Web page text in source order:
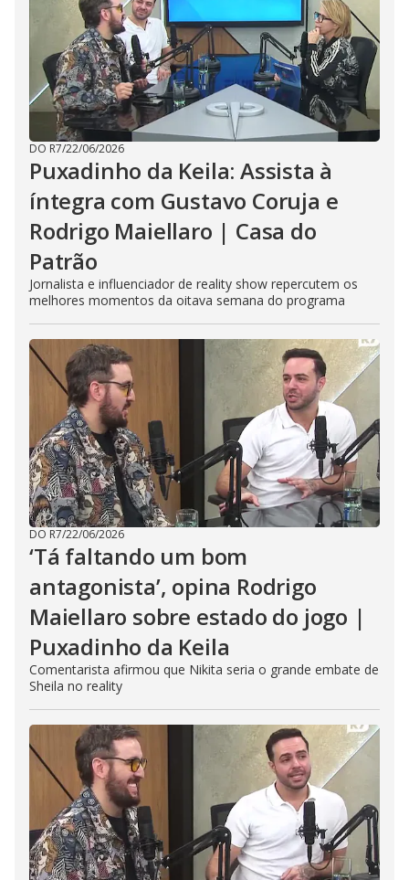
DO R7/22/06/2026
Puxadinho da Keila: Assista à
íntegra com Gustavo Coruja e
Rodrigo Maiellaro | Casa do
Patrão
Jornalista e influenciador de reality show repercutem os
melhores momentos da oitava semana do programa
DO R7/22/06/2026
‘Tá faltando um bom
antagonista’, opina Rodrigo
Maiellaro sobre estado do jogo |
Puxadinho da Keila
Comentarista afirmou que Nikita seria o grande embate de
Sheila no reality